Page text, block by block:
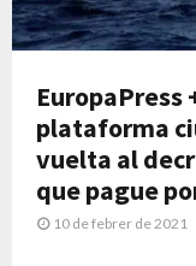
EuropaPress
plataforma
vuelta al
que pague
10 de febrer de 2021